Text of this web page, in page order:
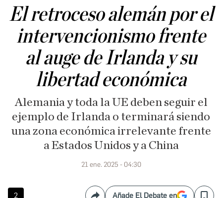
El retroceso alemán por el
intervencionismo frente
al auge de Irlanda y su
libertad económica
Alemania y toda la UE deben seguir el
ejemplo de Irlanda o terminará siendo
una zona económica irrelevante frente
a Estados Unidos y a China
21 ene. 2025 - 04:30
2 Añade El Debate en